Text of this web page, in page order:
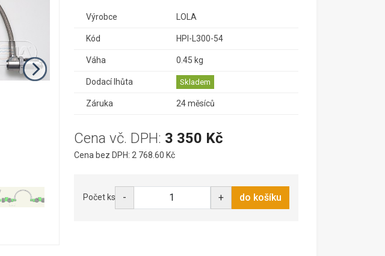
Výrobce LOLA
Kód HPI-L300-54
Váha 0.45 kg
Dodací lhůta Skladem
Záruka 24 měsíců
Cena vč. DPH: 3 350 Kč
Cena bez DPH: 2 768.60 Kč
Počet ks - + do košíku